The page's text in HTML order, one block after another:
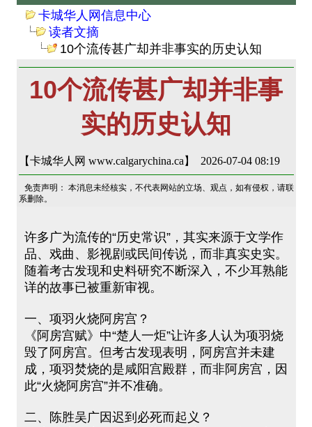
卡城华人网信息中心
读者文摘
10个流传甚广却并非事实的历史认知
10个流传甚广却并非事
实的历史认知
【卡城华人网 www.calgarychina.ca】 2026-07-04 08:19
免责声明： 本消息未经核实，不代表网站的立场、观点，如有侵权，请联
系删除。
许多广为流传的“历史常识”，其实来源于文学作
品、戏曲、影视剧或民间传说，而非真实史实。
随着考古发现和史料研究不断深入，不少耳熟能
详的故事已被重新审视。
一、项羽火烧阿房宫？
《阿房宫赋》中“楚人一炬”让许多人认为项羽烧
毁了阿房宫。但考古发现表明，阿房宫并未建
成，项羽焚烧的是咸阳宫殿群，而非阿房宫，因
此“火烧阿房宫”并不准确。
二、陈胜吴广因迟到必死而起义？